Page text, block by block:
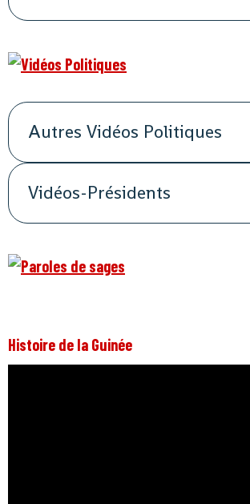
Autres Vidéos Politiques
Vidéos-Présidents
Histoire de la Guinée